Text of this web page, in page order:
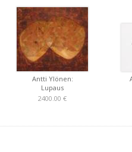
Antti Ylönen:
Lupaus
2400.00 €